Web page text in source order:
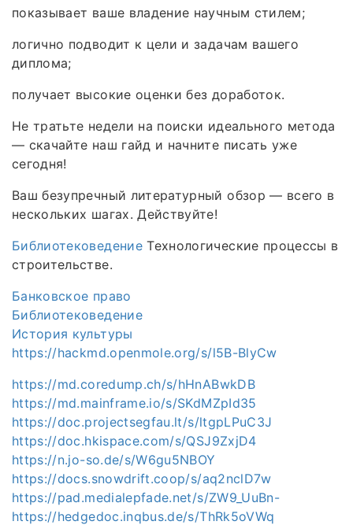
показывает ваше владение научным стилем;
логично подводит к цели и задачам вашего
диплома;
получает высокие оценки без доработок.
Не тратьте недели на поиски идеального метода
— скачайте наш гайд и начните писать уже
сегодня!
Ваш безупречный литературный обзор — всего в
нескольких шагах. Действуйте!
БиблиотековедениеТехнологические процессы в
строительстве.
Банковское право
Библиотековедение
История культуры
https://hackmd.openmole.org/s/l5B-BlyCw
https://md.coredump.ch/s/hHnABwkDB
https://md.mainframe.io/s/SKdMZpId35
https://doc.projectsegfau.lt/s/ltgpLPuC3J
https://doc.hkispace.com/s/QSJ9ZxjD4
https://n.jo-so.de/s/W6gu5NBOY
https://docs.snowdrift.coop/s/aq2nclD7w
https://pad.medialepfade.net/s/ZW9_UuBn-
https://hedgedoc.inqbus.de/s/ThRk5oVWq